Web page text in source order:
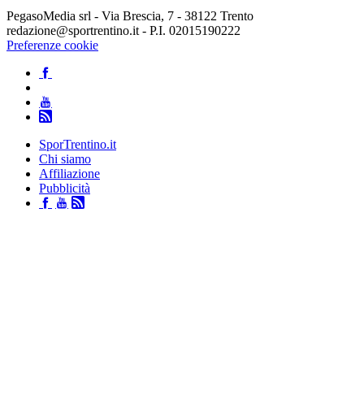
PegasoMedia srl - Via Brescia, 7 - 38122 Trento
redazione@sportrentino.it - P.I. 02015190222
Preferenze cookie
SporTrentino.it
Chi siamo
Affiliazione
Pubblicità